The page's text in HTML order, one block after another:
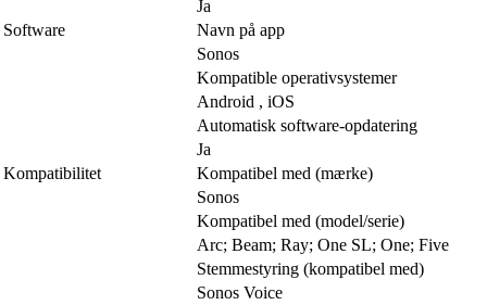
Ja
Software
Navn på app
Sonos
Kompatible operativsystemer
Android , iOS
Automatisk software-opdatering
Ja
Kompatibilitet
Kompatibel med (mærke)
Sonos
Kompatibel med (model/serie)
Arc; Beam; Ray; One SL; One; Five
Stemmestyring (kompatibel med)
Sonos Voice